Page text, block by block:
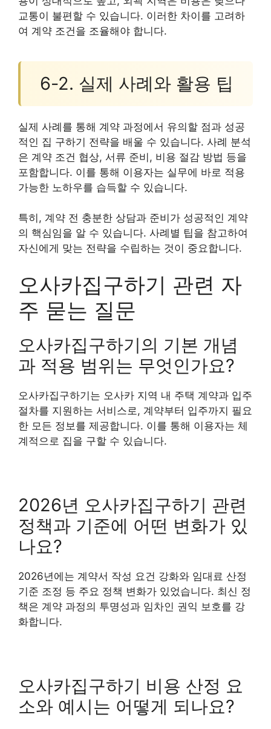
교통이 불편할 수 있습니다. 이러한 차이를 고려하
여 계약 조건을 조율해야 합니다.
6-2. 실제 사례와 활용 팁
실제 사례를 통해 계약 과정에서 유의할 점과 성공
적인 집 구하기 전략을 배울 수 있습니다. 사례 분석
은 계약 조건 협상, 서류 준비, 비용 절감 방법 등을
포함합니다. 이를 통해 이용자는 실무에 바로 적용
가능한 노하우를 습득할 수 있습니다.
특히, 계약 전 충분한 상담과 준비가 성공적인 계약
의 핵심임을 알 수 있습니다. 사례별 팁을 참고하여
자신에게 맞는 전략을 수립하는 것이 중요합니다.
오사카집구하기 관련 자
주 묻는 질문
오사카집구하기의 기본 개념
과 적용 범위는 무엇인가요?
오사카집구하기는 오사카 지역 내 주택 계약과 입주
절차를 지원하는 서비스로, 계약부터 입주까지 필요
한 모든 정보를 제공합니다. 이를 통해 이용자는 체
계적으로 집을 구할 수 있습니다.
2026년 오사카집구하기 관련
정책과 기준에 어떤 변화가 있
나요?
2026년에는 계약서 작성 요건 강화와 임대료 산정
기준 조정 등 주요 정책 변화가 있었습니다. 최신 정
책은 계약 과정의 투명성과 임차인 권익 보호를 강
화합니다.
오사카집구하기 비용 산정 요
소와 예시는 어떻게 되나요?